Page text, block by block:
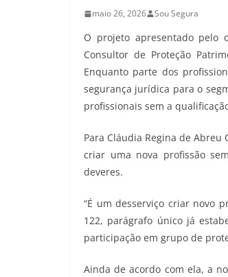
maio 26, 2026 Sou Segura
O projeto apresentado pelo
Consultor de Proteção
Enquanto parte dos
segurança jurídica para o
profissionais sem a
Para Cláudia Regina de
criar uma nova profissão
deveres.
“É um desserviço criar novo
122, parágrafo único já
participação em grupo de
Ainda de acordo com ela, a